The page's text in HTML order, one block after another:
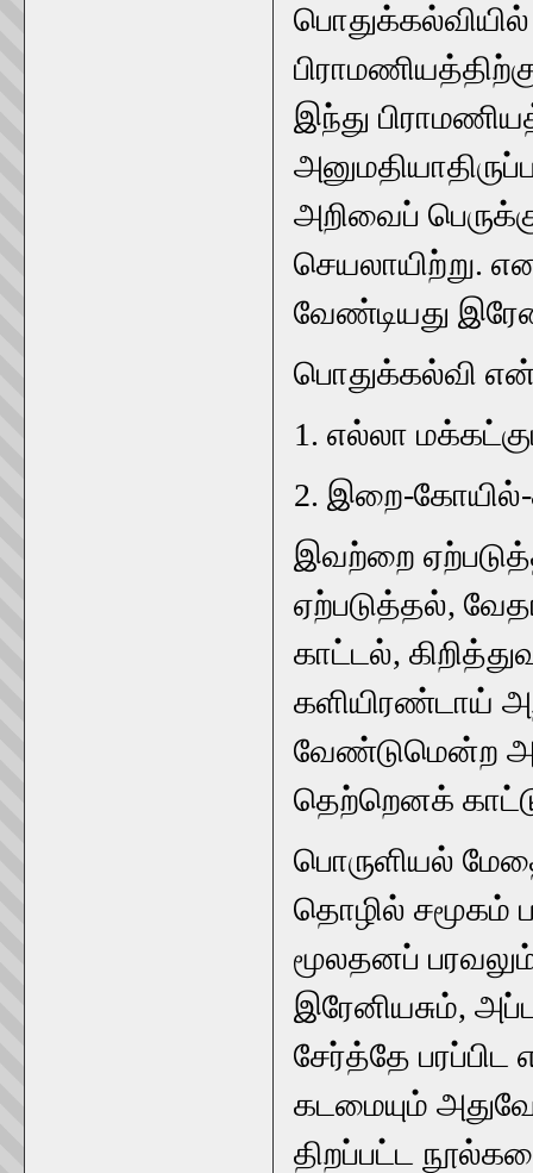
இந்து
அறிவைப்
செயலாயிற்று.
வேண்டியது
பொதுக்கல்வி
1. எல்லா
2. இறை-
இவற்றை
ஏற்படுத்தல்,
காட்டல்,
களியிரண்டாய்
வேண்டுமென்ற
தெற்றெனக்
பொருளியல்
தொழில் சமூகம்
மூலதனப்
இரேனியசும்,
சேர்த்தே
கடமையும்
திறப்பட்ட